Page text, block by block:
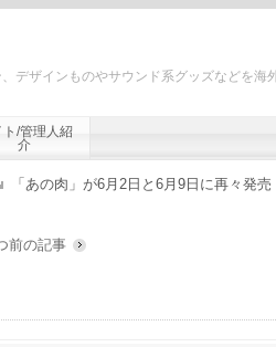
デザインものやサウンド系グッズなどを海
ト/管理人紹
介
「あの肉」が6月2日と6月9日に再々発
前の記事